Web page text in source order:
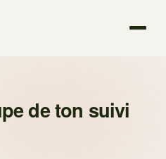
de ton suivi